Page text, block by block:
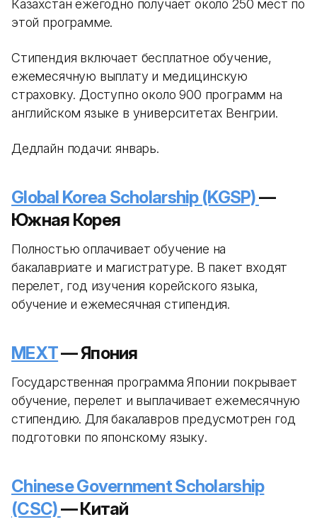
Казахстан ежегодно получает около 250 мест по
этой программе.
Стипендия включает бесплатное обучение,
ежемесячную выплату и медицинскую
страховку. Доступно около 900 программ на
английском языке в университетах Венгрии.
Дедлайн подачи: январь.
Global Korea Scholarship (KGSP)—
Южная Корея
Полностью оплачивает обучение на
бакалавриате и магистратуре. В пакет входят
перелет, год изучения корейского языка,
обучение и ежемесячная стипендия.
MEXT— Япония
Государственная программа Японии покрывает
обучение, перелет и выплачивает ежемесячную
стипендию. Для бакалавров предусмотрен год
подготовки по японскому языку.
Chinese Government Scholarship
(CSC)— Китай